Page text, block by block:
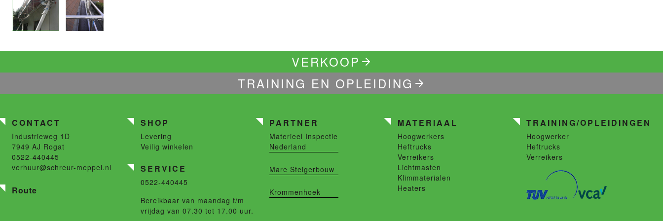
VERKOOP
TRAINING EN OPLEIDING
CONTACT
Industrieweg 1D
7949 AJ Rogat
0522-440445
verhuur@schreur-meppel.nl
Route
MATERIAAL
Hoogwerkers
Heftrucks
Verreikers
Lichtmasten
Klimmaterialen
Heaters
SHOP
Levering
Veilig winkelen
SERVICE
0522-440445
Bereikbaar van maandag t/m
vrijdag van 07.30 tot 17.00 uur.
PARTNER
Materieel Inspectie
Nederland
Mare Steigerbouw
Krommenhoek
TRAINING/OPLEIDINGEN
Hoogwerker
Heftrucks
Verreikers